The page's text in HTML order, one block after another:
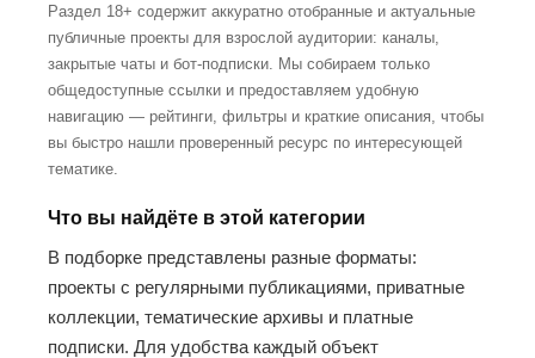
Раздел 18+ содержит аккуратно отобранные и актуальные
публичные проекты для взрослой аудитории: каналы,
закрытые чаты и бот-подписки. Мы собираем только
общедоступные ссылки и предоставляем удобную
навигацию — рейтинги, фильтры и краткие описания, чтобы
вы быстро нашли проверенный ресурс по интересующей
тематике.
Что вы найдёте в этой категории
В подборке представлены разные форматы:
проекты с регулярными публикациями, приватные
коллекции, тематические архивы и платные
подписки. Для удобства каждый объект